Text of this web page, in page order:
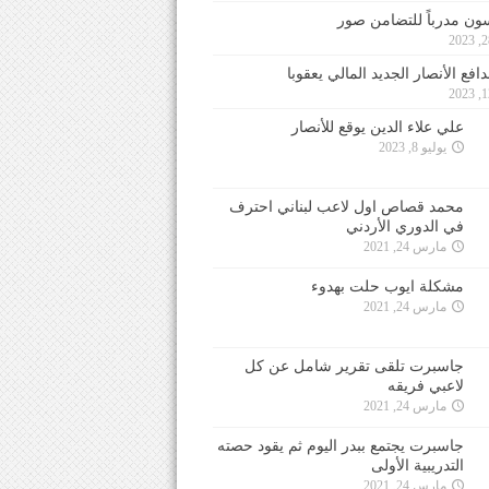
مدرباً للتضامن صور
الأنصار الجديد المالي يعقوبا
علي علاء الدين يوقع للأنصار
يوليو 8, 2023
محمد قصاص اول لاعب لبناني احترف
في الدوري الأردني
مارس 24, 2021
مشكلة ايوب حلت بهدوء
مارس 24, 2021
جاسبرت تلقى تقرير شامل عن كل
لاعبي فريقه
مارس 24, 2021
جاسبرت يجتمع ببدر اليوم ثم يقود حصته
التدريبية الأولى
مارس 24, 2021